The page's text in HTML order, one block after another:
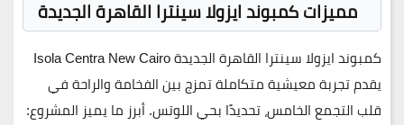
مميزات كمبوند ايزولا سينترا القاهرة الجديدة
كمبوند ايزولا سينترا القاهرة الجديدةIsola Centra New Cairo
يقدم تجربة معيشية متكاملة تمزج بين الفخامة والراحة في
قلب التجمع الخامس، تحديدًا بحي اللوتس. أبرز ما يميز المشروع: